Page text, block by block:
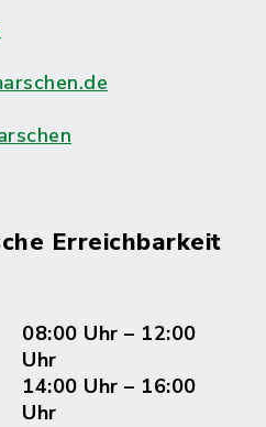
Erreichbarkeit
08:00 Uhr – 12:00
Uhr
14:00 Uhr – 16:00
Uhr